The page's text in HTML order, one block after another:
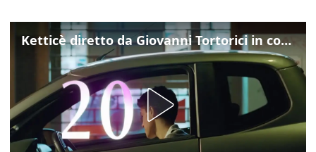
Ketticè diretto da Giovanni Tortorici in concorso al Locarno Film Festival